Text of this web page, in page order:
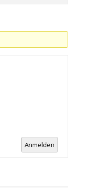
Anmelden